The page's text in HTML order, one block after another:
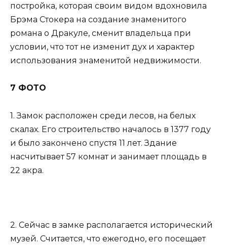
постройка, которая своим видом вдохновила
Брэма Стокера на создание знаменитого
романа о Дракуле, сменит владельца при
условии, что тот не изменит дух и характер
использования знаменитой недвижимости.
7 ФОТО
1. Замок расположен среди лесов, на белых
скалах. Его строительство началось в 1377 году
и было закончено спустя 11 лет. Здание
насчитывает 57 комнат и занимает площадь в
22 акра.
2. Сейчас в замке располагается исторический
музей. Считается, что ежегодно, его посещает